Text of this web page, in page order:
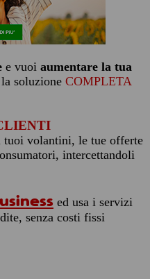
e vuoi aumentare la tua
soluzione COMPLETA
tuoi volantini, le tue offerte
intercettandoli
ed usa i servizi
senza costi fissi